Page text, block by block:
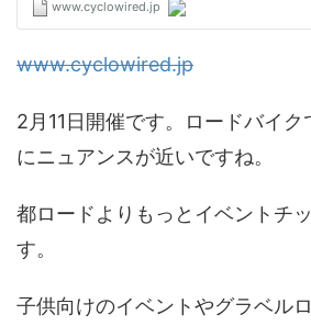
www.cyclowired.jp
2月11日開催です。ロードバイク
にニュアンスが近いですね。
都ロードよりもっとイベントチ
す。
子供向けのイベントやグラベル